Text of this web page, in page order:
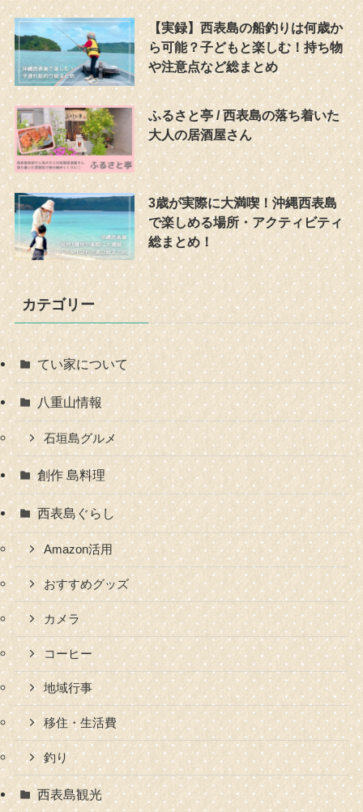
【実録】西表島の船釣りは何歳か
ら可能？子どもと楽しむ！持ち物
や注意点など総まとめ
ふるさと亭 / 西表島の落ち着いた
大人の居酒屋さん
3歳が実際に大満喫！沖縄西表島
で楽しめる場所・アクティビティ
総まとめ！
カテゴリー
てい家について
八重山情報
石垣島グルメ
創作 島料理
西表島ぐらし
Amazon活用
おすすめグッズ
カメラ
コーヒー
地域行事
移住・生活費
釣り
西表島観光